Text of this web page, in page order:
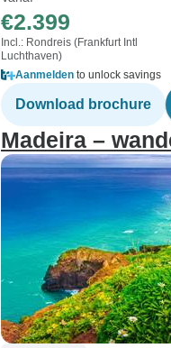
€2.399
Incl.: Rondreis (Frankfurt Intl
Luchthaven)
Aanmelden to unlock savings
Download brochure
Madeira –